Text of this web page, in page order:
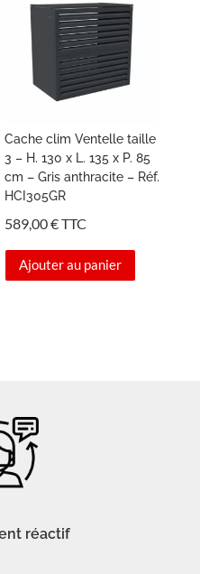
Cache clim Ventelle taille
3 – H. 130 x L. 135 x P. 85
cm – Gris anthracite – Réf.
HCI305GR
589,00€TTC
Ajouter au panier
réactif